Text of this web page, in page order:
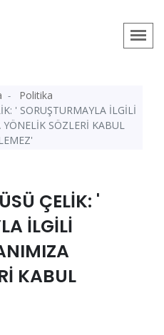
Politika
' SORUŞTURMAYLA İLGİLİ
SÖZLERİ KABUL
ÇELİK: '
İLGİLİ
KABUL